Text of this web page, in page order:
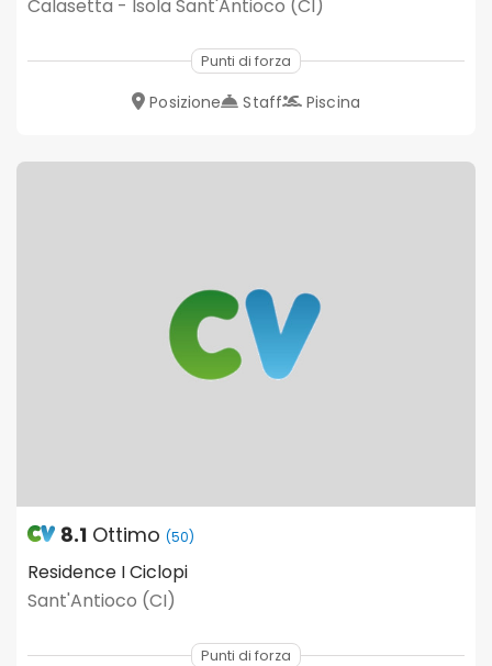
Calasetta - Isola Sant'Antioco (CI)
Punti di forza
Posizione Staff Piscina
8.1 Ottimo (50)
Residence I Ciclopi
Sant'Antioco (CI)
Punti di forza